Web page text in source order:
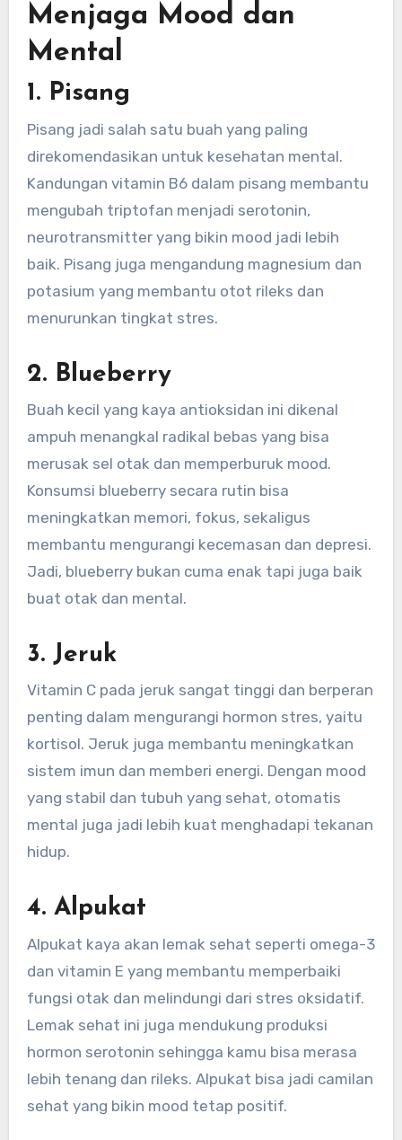
Menjaga Mood dan
Mental
1. Pisang
Pisang jadi salah satu buah yang paling
direkomendasikan untuk kesehatan mental.
Kandungan vitamin B6 dalam pisang membantu
mengubah triptofan menjadi serotonin,
neurotransmitter yang bikin mood jadi lebih
baik. Pisang juga mengandung magnesium dan
potasium yang membantu otot rileks dan
menurunkan tingkat stres.
2. Blueberry
Buah kecil yang kaya antioksidan ini dikenal
ampuh menangkal radikal bebas yang bisa
merusak sel otak dan memperburuk mood.
Konsumsi blueberry secara rutin bisa
meningkatkan memori, fokus, sekaligus
membantu mengurangi kecemasan dan depresi.
Jadi, blueberry bukan cuma enak tapi juga baik
buat otak dan mental.
3. Jeruk
Vitamin C pada jeruk sangat tinggi dan berperan
penting dalam mengurangi hormon stres, yaitu
kortisol. Jeruk juga membantu meningkatkan
sistem imun dan memberi energi. Dengan mood
yang stabil dan tubuh yang sehat, otomatis
mental juga jadi lebih kuat menghadapi tekanan
hidup.
4. Alpukat
Alpukat kaya akan lemak sehat seperti omega-3
dan vitamin E yang membantu memperbaiki
fungsi otak dan melindungi dari stres oksidatif.
Lemak sehat ini juga mendukung produksi
hormon serotonin sehingga kamu bisa merasa
lebih tenang dan rileks. Alpukat bisa jadi camilan
sehat yang bikin mood tetap positif.